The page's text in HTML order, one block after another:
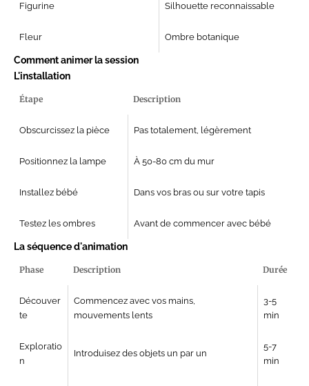
Figurine Silhouette reconnaissable
Fleur Ombre botanique
Comment animer la session
L'installation
Étape Description
Obscurcissez la pièce Pas totalement, légèrement
Positionnez la lampe À 50-80 cm du mur
Installez bébé Dans vos bras ou sur votre tapis
Testez les ombres Avant de commencer avec bébé
La séquence d'animation
Phase Description Durée
Découver
te
Commencez avec vos mains,
mouvements lents
3-5
min
Exploratio
n
Introduisez des objets un par un
5-7
min